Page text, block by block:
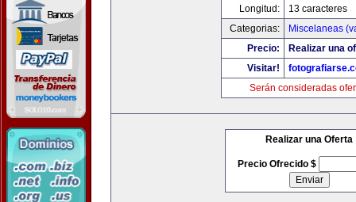
Longitud:
13 caracteres
Categorias:
Miscelaneas
Precio:
Realizar una
Visitar!
Serán consideradas
Realizar una Oferta
Precio Ofrecido $